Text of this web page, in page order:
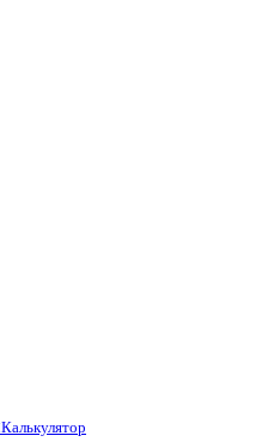
Калькулятор